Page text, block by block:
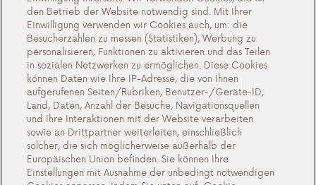
Lernen Sie Antargaz kennen
Eine nachhaltige Zukunft
Zeugnisse
Aktionen
Veranstaltungen
Kontakt
den Betrieb der Website notwendig sind. Mit Ihrer
Einwilligung verwenden wir Cookies auch, um: die
Besucherzahlen zu messen (Statistiken), Werbung zu
personalisieren, Funktionen zu aktivieren und das Teilen
in sozialen Netzwerken zu ermöglichen. Diese Cookies
können Daten wie Ihre IP-Adresse, die von Ihnen
aufgerufenen Seiten/Rubriken, Benutzer-/Geräte-ID,
Land, Daten, Anzahl der Besuche, Navigationsquellen
und Ihre Interaktionen mit der Website verarbeiten
sowie an Drittpartner weiterleiten, einschließlich
solcher, die sich möglicherweise außerhalb der
Europäischen Union befinden. Sie können Ihre
Einstellungen mit Ausnahme der unbedingt notwendigen